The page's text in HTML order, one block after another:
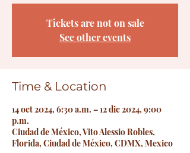
Tickets are not on sale
See other events
Time & Location
14 oct 2024, 6:30 a.m. – 12 dic 2024, 9:00
p.m.
Ciudad de México, Vito Alessio Robles,
Florida, Ciudad de México, CDMX, Mexico